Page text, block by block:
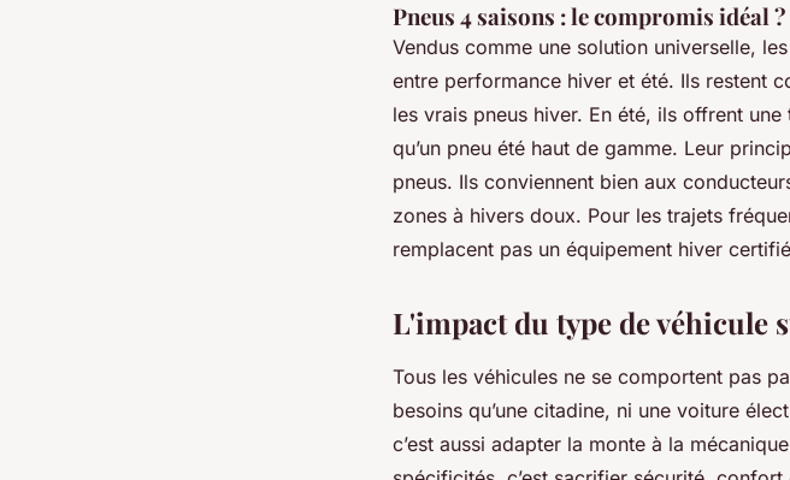
Pneus 4 saisons : le compromis idéal ?
Vendus comme une solution universelle,
entre performance hiver et été. Ils restent
les vrais pneus hiver. En été, ils offrent
qu’un pneu été haut de gamme. Leur
pneus. Ils conviennent bien aux
zones à hivers doux. Pour les trajets
remplacent pas un équipement hiver certifié
L'impact du type de véhicule
Tous les véhicules ne se comportent pas
besoins qu’une citadine, ni une voiture
c’est aussi adapter la monte à la